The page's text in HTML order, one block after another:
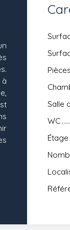
Pièces
Salle
WC
Étage